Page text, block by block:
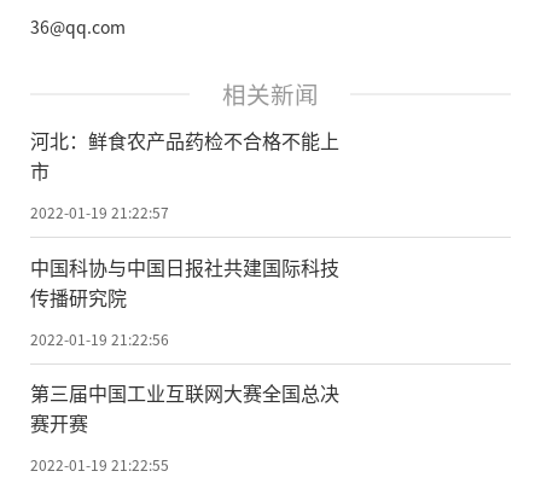
36@qq.com
相关新闻
河北：鲜食农产品药检不合格不能上
市
2022-01-19 21:22:57
中国科协与中国日报社共建国际科技
传播研究院
2022-01-19 21:22:56
第三届中国工业互联网大赛全国总决
赛开赛
2022-01-19 21:22:55